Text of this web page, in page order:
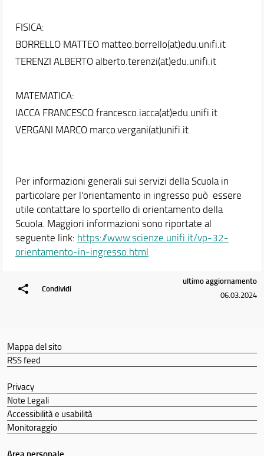
FISICA:
BORRELLO MATTEO matteo.borrello(at)edu.unifi.it
TERENZI ALBERTO alberto.terenzi(at)edu.unifi.it
MATEMATICA:
IACCA FRANCESCO francesco.iacca(at)edu.unifi.it
VERGANI MARCO marco.vergani(at)unifi.it
Per informazioni generali sui servizi della Scuola in
particolare per l'orientamento in ingresso può essere
utile contattare lo sportello di orientamento della
Scuola. Maggiori informazioni sono riportate al
seguente link: https://www.scienze.unifi.it/vp-32-
orientamento-in-ingresso.html
Condividi
ultimo aggiornamento
06.03.2024
Mappa del sito
RSS feed
Privacy
Note Legali
Accessibilità e usabilità
Monitoraggio